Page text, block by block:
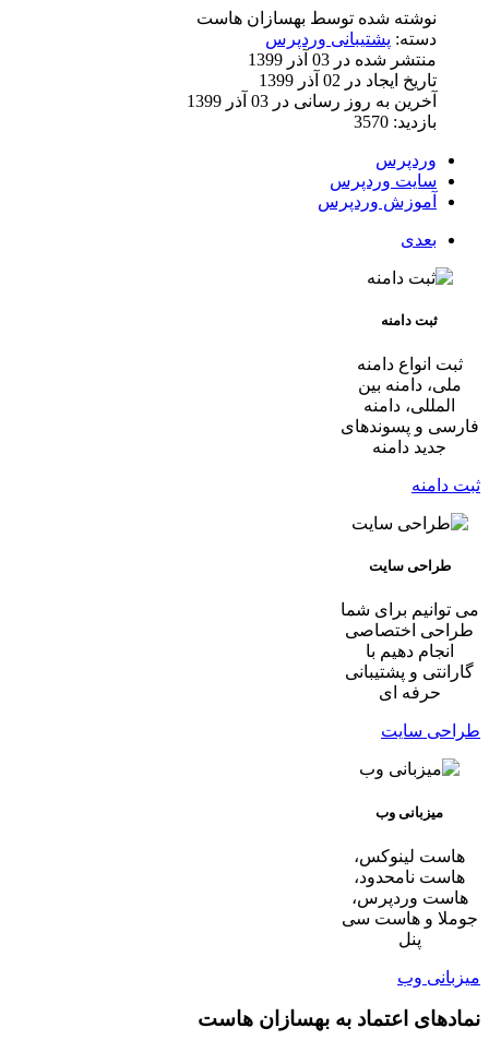
نوشته شده توسط بهسازان هاست
دسته: پشتیبانی وردپرس
منتشر شده در 03 آذر 1399
تاریخ ایجاد در 02 آذر 1399
آخرین به روز رسانی در 03 آذر 1399
بازدید: 3570
وردپرس
سایت وردپرس
آموزش وردپرس
بعدی
ثبت دامنه
ثبت انواع دامنه
ملی، دامنه بین
المللی، دامنه
فارسی و پسوندهای
جدید دامنه
ثبت دامنه
طراحی سایت
می توانیم برای شما
طراحی اختصاصی
انجام دهیم با
گارانتی و پشتیبانی
حرفه ای
طراحی سایت
میزبانی وب
هاست لینوکس،
هاست نامحدود،
هاست وردپرس،
جوملا و هاست سی
پنل
میزبانی وب
نمادهای اعتماد به بهسازان هاست